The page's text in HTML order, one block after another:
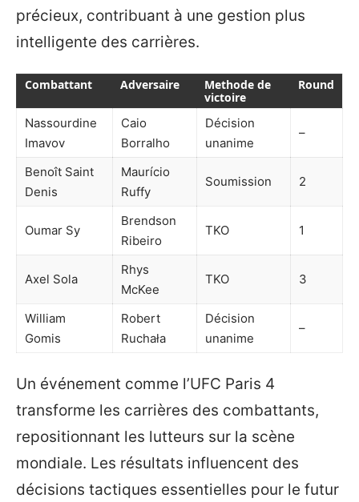
précieux, contribuant à une gestion plus
intelligente des carrières.
Combattant Adversaire
Methode de
victoire
Round
Nassourdine
Imavov
Caio
Borralho
Décision
unanime
–
Benoît Saint
Denis
Maurício
Ruffy
Soumission 2
Oumar Sy
Brendson
Ribeiro
TKO 1
Axel Sola
Rhys
McKee
TKO 3
William
Gomis
Robert
Ruchała
Décision
unanime
–
Un événement comme l’UFC Paris 4
transforme les carrières des combattants,
repositionnant les lutteurs sur la scène
mondiale. Les résultats influencent des
décisions tactiques essentielles pour le futur